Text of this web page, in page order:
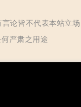
论皆不代表本站立
严肃之用途